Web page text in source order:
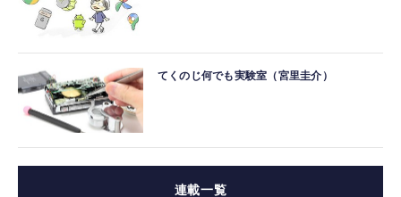
てくのじ何でも実験室（宮里圭介）
連載一覧